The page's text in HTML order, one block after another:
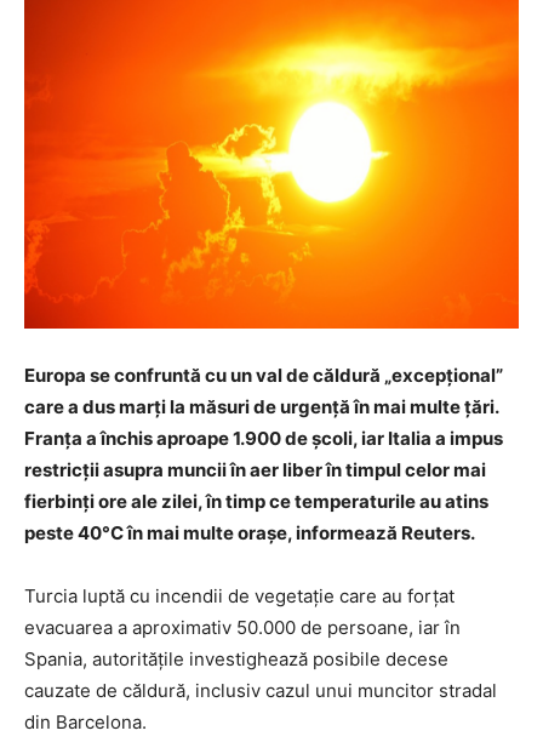
Europa se confruntă cu un val de căldură „excepțional”
care a dus marți la măsuri de urgență în mai multe țări.
Franța a închis aproape 1.900 de școli, iar Italia a impus
restricții asupra muncii în aer liber în timpul celor mai
fierbinți ore ale zilei, în timp ce temperaturile au atins
peste 40°C în mai multe orașe, informează Reuters.
Turcia luptă cu incendii de vegetație care au forțat
evacuarea a aproximativ 50.000 de persoane, iar în
Spania, autoritățile investighează posibile decese
cauzate de căldură, inclusiv cazul unui muncitor stradal
din Barcelona.